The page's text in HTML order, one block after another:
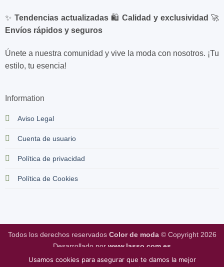
✨ Tendencias actualizadas🛍️Calidad y exclusividad 🚀
Envíos rápidos y seguros
Únete a nuestra comunidad y vive la moda con nosotros. ¡Tu
estilo, tu esencia!
Information
Aviso Legal
Cuenta de usuario
Política de privacidad
Política de Cookies
Todos los derechos reservados Color de moda© Copyright 2026
Desarrollado por www.lasso.com.es
Usamos cookies para asegurar que te damos la mejor